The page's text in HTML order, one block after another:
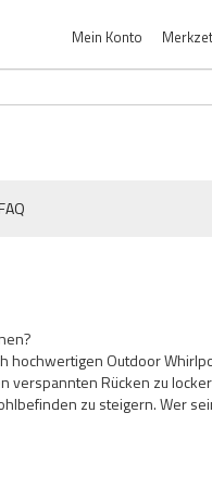
Mein Konto
hochwertigen Outdoor
Rücken zu
zu steigern. Wer